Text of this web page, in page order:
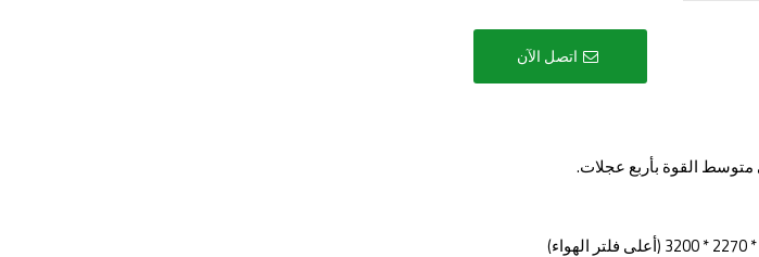
اتصل الآن
*
2270
*3200 (أعلى فلتر الهواء)